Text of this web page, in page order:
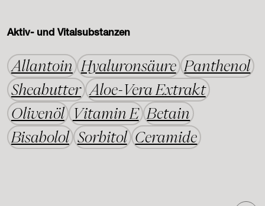
Aktiv- und Vitalsubstanzen
Allantoin Hyaluronsäure
Panthenol
Sheabutter
Aloe-Vera Extrakt
Olivenöl
Vitamin E Betain
Bisabolol Sorbitol Ceramide